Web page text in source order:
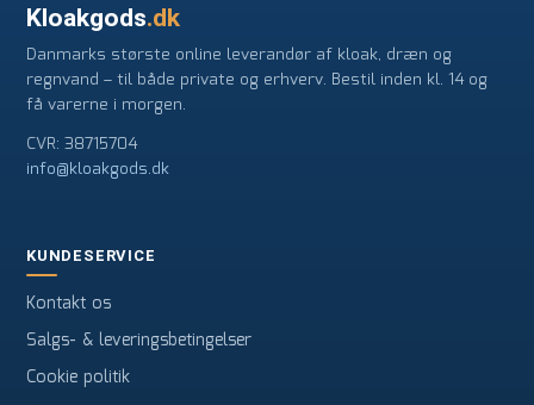
Kloakgods.dk
Danmarks største online leverandør af kloak, dræn og
regnvand – til både private og erhverv. Bestil inden kl. 14 og
få varerne i morgen.
CVR: 38715704
info@kloakgods.dk
KUNDESERVICE
Kontakt os
Salgs- & leveringsbetingelser
Cookie politik